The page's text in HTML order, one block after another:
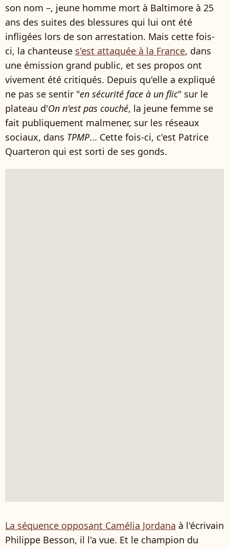
son nom –, jeune homme mort à Baltimore à 25
ans des suites des blessures qui lui ont été
infligées lors de son arrestation. Mais cette fois-
ci, la chanteuse s'est attaquée à la France, dans
une émission grand public, et ses propos ont
vivement été critiqués. Depuis qu'elle a expliqué
ne pas se sentir "en sécurité face à un flic" sur le
plateau d'On n'est pas couché, la jeune femme se
fait publiquement malmener, sur les réseaux
sociaux, dans TPMP... Cette fois-ci, c'est Patrice
Quarteron qui est sorti de ses gonds.
La séquence opposant Camélia Jordana à l'écrivain
Philippe Besson, il l'a vue. Et le champion du